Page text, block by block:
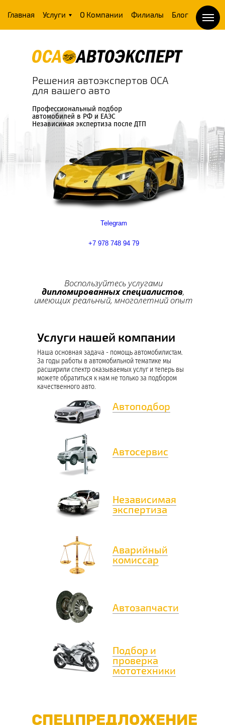
Главная Услуги О Компании Филиалы Блог
Решения автоэкспертов ОСА
для вашего авто
Профессиональный подбор
автомобилей в РФ и ЕАЭС
Независимая экспертиза после ДТП
Автоподбор
Независимая экспертиза
Автосервис
Telegram
+7 978 748 94 79
Воспользуйтесь услугами
дипломированных специалистов,
имеющих реальный, многолетний опыт
Услуги нашей компании
Наша основная задача - помощь автомобилистам.
За годы работы в автомобильной тематике мы
расширили спектр оказываемых услуг и теперь вы
можете обратиться к нам не только за подбором
качественного авто.
Автоподбор
Автосервис
Автозапчасти
Независимая
экспертиза
Аварийный
комиссар
Подбор и
проверка
мототехники
СПЕЦПРЕДЛОЖЕНИЕ